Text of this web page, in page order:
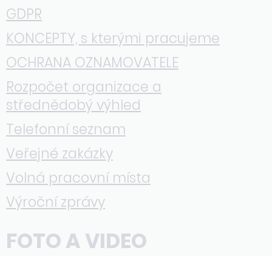
GDPR
KONCEPTY, s kterými pracujeme
OCHRANA OZNAMOVATELE
Rozpočet organizace a
střednědobý výhled
Telefonní seznam
Veřejné zakázky
Volná pracovní místa
Výroční zprávy
FOTO A VIDEO